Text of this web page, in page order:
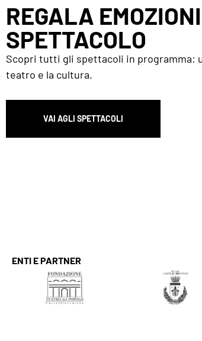
REGALA
SPETTACOLO
Scopri tutti gli spettacoli in programma:
teatro e la cultura.
VAI AGLI SPETTACOLI
ENTI E PARTNER